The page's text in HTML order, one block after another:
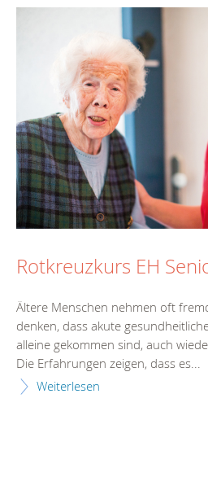
Rotkreuzkurs EH
Ältere Menschen nehmen oft
denken, dass akute
alleine gekommen sind, auch
Die Erfahrungen zeigen, dass es...
Weiterlesen